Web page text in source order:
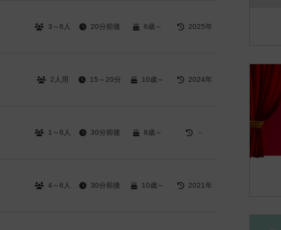
3～6人 20分前後 6歳～ 2025年
2人用 15～20分 10歳～ 2024年
1～6人 30分前後 8歳～ －
4～6人 30分前後 10歳～ 2021年